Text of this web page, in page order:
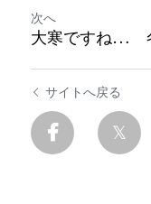
次へ
大寒ですね…
サイトへ戻る